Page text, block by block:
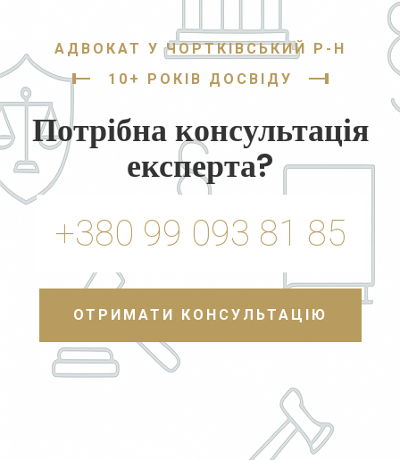
АДВОКАТ У ЧОРТКІВСЬКИЙ Р-Н
10+ РОКІВ ДОСВІДУ
Потрібна консультація
експерта?
+380 99 093 81 85
ОТРИМАТИ КОНСУЛЬТАЦІЮ